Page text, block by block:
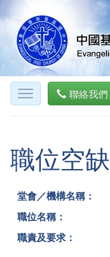
聯絡我們
職位空缺
堂會／機構名稱：
職位名稱：
職責及要求：